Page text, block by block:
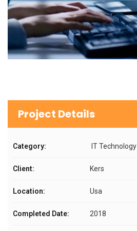
Project Details
Category: IT Technology
Client: Kers
Location: Usa
Completed Date: 2018